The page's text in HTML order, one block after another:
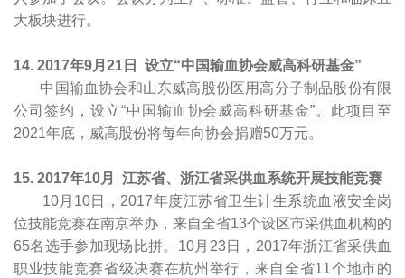
大板块进行。
14. 2017年9月21日 设立“中国输血协会威高科研基金”
中国输血协会和山东威高股份医用高分子制品股份有限
公司签约，设立“中国输血协会威高科研基金”。此项目至
2021年底，威高股份将每年向协会捐赠50万元。
15. 2017年10月 江苏省、浙江省采供血系统开展技能竞赛
10月10日，2017年度江苏省卫生计生系统血液安全岗
位技能竞赛在南京举办，来自全省13个设区市采供血机构的
65名选手参加现场比拼。10月23日，2017年浙江省采供血
职业技能竞赛省级决赛在杭州举行，来自全省11个地市的